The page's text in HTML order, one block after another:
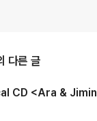
다른 글
CD <Ara & Jimin